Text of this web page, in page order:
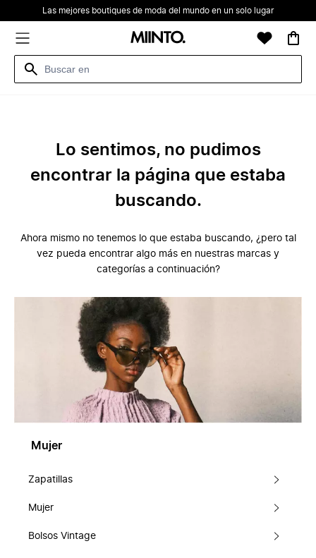
Las mejores boutiques de moda del mundo en un solo lugar
Lo sentimos, no pudimos
encontrar la página que estaba
buscando.
Ahora mismo no tenemos lo que estaba buscando, ¿pero tal
vez pueda encontrar algo más en nuestras marcas y
categorías a continuación?
Mujer
Zapatillas
Mujer
Bolsos Vintage